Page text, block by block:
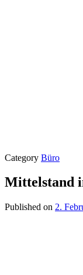
Category Büro
Mittelstand
Published on 2.